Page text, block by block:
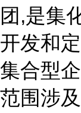
团,是集
开发和
集合型
范围涉